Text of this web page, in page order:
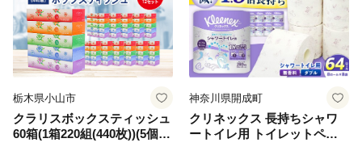
栃木県小山市
クラリスボックスティッシュ
60箱(1箱220組(440枚))(5個入
神奈川県開成町
クリネックス 長持ちシャワ
ートイレ用 トイレットペー